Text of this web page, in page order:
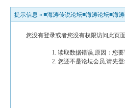
提示信息 » ≡海涛传说论坛≡海涛论坛≡海
您没有登录或者您没有权限访问此页
读取数据错误,原因：您
您还不是论坛会员,请先